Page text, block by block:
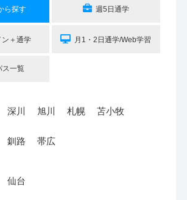
ら探す 週5日通学
ン＋通学 月1・2日通学/Web学習
ス一覧
深川 旭川 札幌 苫小牧
釧路 帯広
仙台